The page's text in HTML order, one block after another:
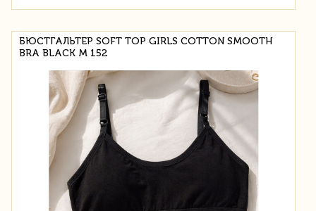
БЮСТГАЛЬТЕР SOFT TOP GIRLS COTTON SMOOTH
BRA BLACK M 152